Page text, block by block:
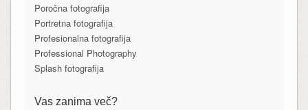
Poročna fotografija
Portretna fotografija
Profesionalna fotografija
Professional Photography
Splash fotografija
Vas zanima več?